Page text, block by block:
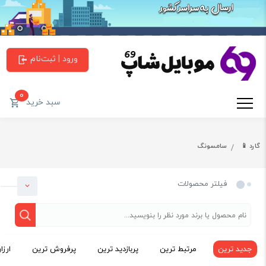
ورود | ثبت‌نام
سبد خرید0
گارد 📱 سامسونگ
فیلتر محصولات
دسته بندی
جدید ترین مرتبط ترین پربازدید ترین پرفروش ترین